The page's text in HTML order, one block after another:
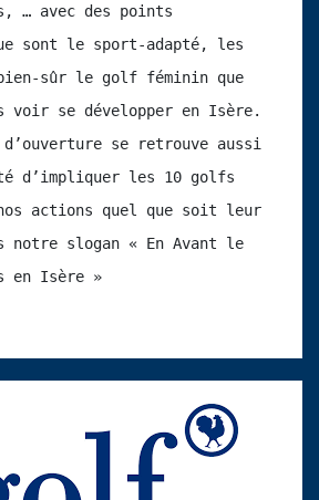
… avec des points
sont le sport-adapté, les
sûr le golf féminin que
voir se développer en Isère.
se retrouve aussi
d’impliquer les 10 golfs
actions quel que soit leur
slogan « En Avant le
en Isère »